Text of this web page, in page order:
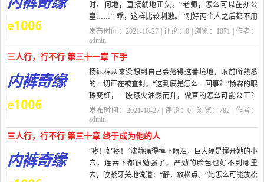
时、何地，直接就地正法。“老师，怎么可以在办公
室……”“乖，这样比较刺激。”刚好两个人之后都不用
上课，严劲...
发布时间：2021-10-27 | 评论：0 | 浏览： 1071 | 作者：
admin
三人行，行不行 第三十一章 下手
杨钰棉从来没想到自己会落得这番境地，眼前所熟悉
的一切正在被查封。“这到底是怎么一回事？”杨霖的眼
珠变红，一股怒火油然而升，做官的怎么可能公正？
不贪？即便...
发布时间：2021-10-27 | 评论：0 | 浏览： 782 | 作者：
admin
三人行，行不行 第三十章 终于成为他的人
“疼！好疼！”沈静痛得掉下眼泪，巨大硬是撑开她的小
穴，连吞下都很勉强了。严劲的脸色也好不到哪里
去，咬紧牙关地说道：“静，放松点。”她怎么可能放松